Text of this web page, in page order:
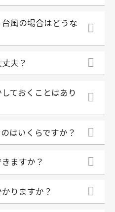
風の場合はどうな
夫？
ておくことはあり
はいくらですか？
ますか？
りますか？